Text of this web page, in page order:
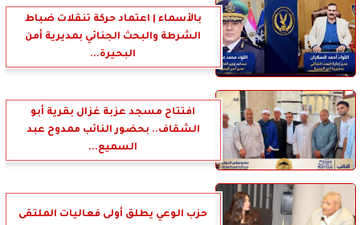
بالأسماء | اعتماد حركة تنقلات ضباط
الشرطة والبحث الجنائي بمديرية أمن
البحيرة...
افتتاح مسجد عزبة غزال بقرية أبو
الشقاف.. بحضور النائب ممدوح عبد
السميع...
حزب الوعي يطلق أولى فعاليات الملتقى